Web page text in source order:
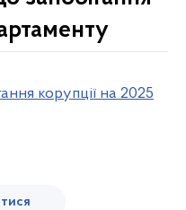
корупції на 2025